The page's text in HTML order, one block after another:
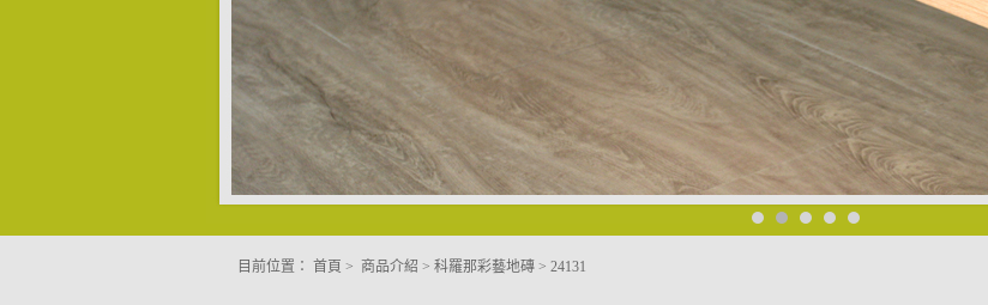
目前位置： 首頁 > 商品介紹 > 科羅那彩藝地磚 > 24131